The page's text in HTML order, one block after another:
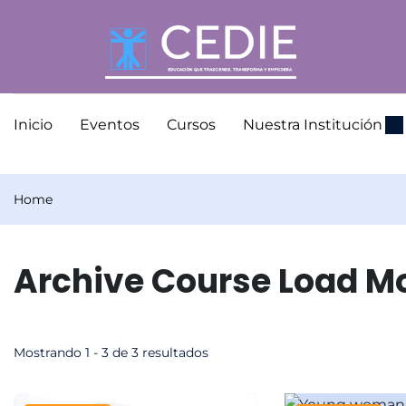
Inicio Eventos Cursos Nuestra Institución
Home
Archive Course Load
Mostrando 1 - 3 de 3 resultados